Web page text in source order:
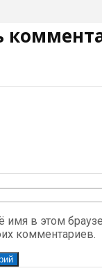
имя в этом
комментариев.